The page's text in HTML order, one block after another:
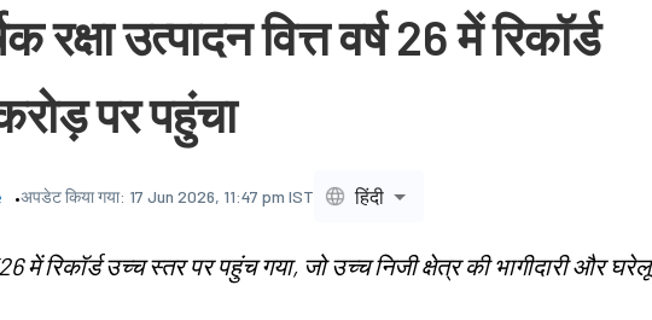
रक्षा उत्पादन वित्त वर्ष 26 में रिकॉर्ड
पर पहुंचा
अपडेट किया गया: 17 Jun 2026, 11:47 pm IST हिंदी
में रिकॉर्ड उच्च स्तर पर पहुंच गया, जो उच्च निजी क्षेत्र की भागीदारी और घरेलू